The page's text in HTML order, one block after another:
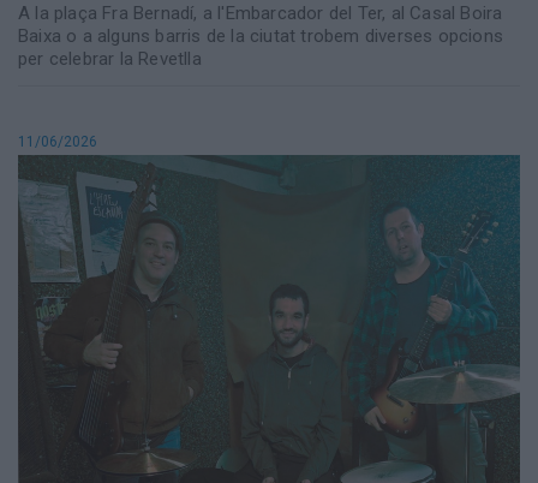
A la plaça Fra Bernadí, a l'Embarcador del Ter, al Casal Boira
Baixa o a alguns barris de la ciutat trobem diverses opcions
per celebrar la Revetlla
11/06/2026